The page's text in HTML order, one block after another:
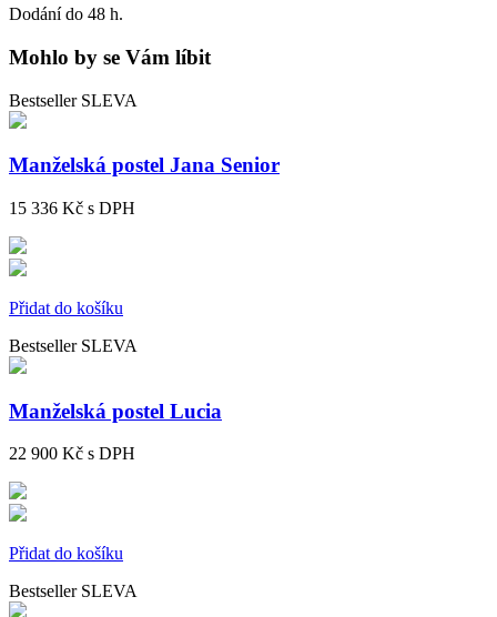
Dodání do 48 h.
Mohlo by se Vám líbit
Bestseller SLEVA
Manželská postel Jana Senior
15 336 Kč s DPH
Přidat do košíku
Bestseller SLEVA
Manželská postel Lucia
22 900 Kč s DPH
Přidat do košíku
Bestseller SLEVA